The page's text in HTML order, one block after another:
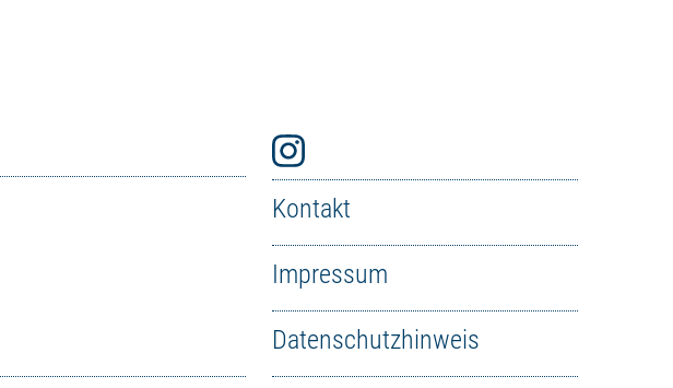
Kontakt
Impressum
Datenschutzhinweis